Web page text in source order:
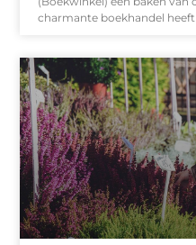
charmante boekhandel